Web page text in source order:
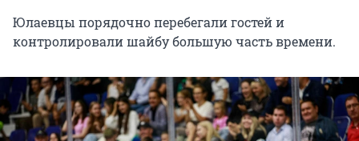
Юлаевцы порядочно перебегали гостей и
контролировали шайбу большую часть времени.